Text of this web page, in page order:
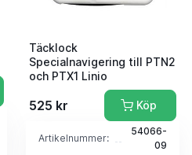
Täcklock
Specialnavigering till PTN2
och PTX1 Linio
525 kr Köp
Artikelnummer:
54066-
09